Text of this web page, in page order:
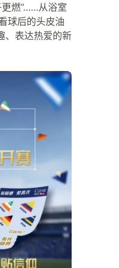
更燃”……从浴室
球后的头皮油
、表达热爱的新